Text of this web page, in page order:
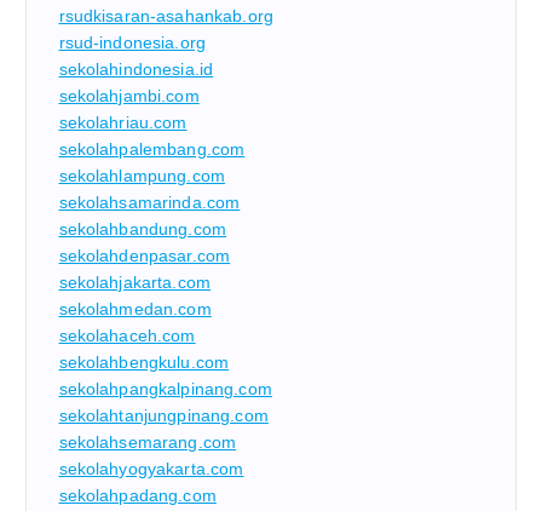
rsudkisaran-asahankab.org
rsud-indonesia.org
sekolahindonesia.id
sekolahjambi.com
sekolahriau.com
sekolahpalembang.com
sekolahlampung.com
sekolahsamarinda.com
sekolahbandung.com
sekolahdenpasar.com
sekolahjakarta.com
sekolahmedan.com
sekolahaceh.com
sekolahbengkulu.com
sekolahpangkalpinang.com
sekolahtanjungpinang.com
sekolahsemarang.com
sekolahyogyakarta.com
sekolahpadang.com